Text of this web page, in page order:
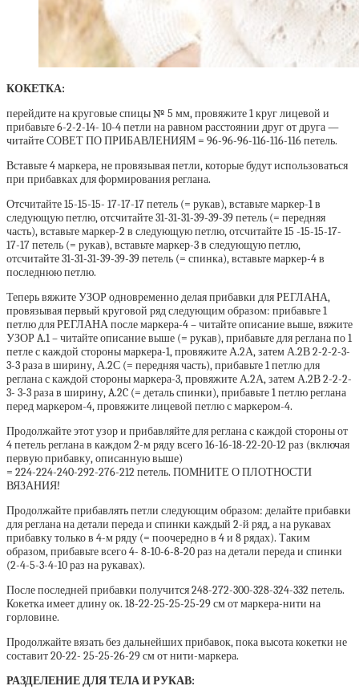
КОКЕТКА:
перейдите на круговые спицы № 5 мм, провяжите 1 круг лицевой и
прибавьте 6-2-2-14- 10-4 петли на равном расстоянии друг от друга —
читайте СОВЕТ ПО ПРИБАВЛЕНИЯМ = 96-96-96-116-116-116 петель.
Вставьте 4 маркера, не провязывая петли, которые будут использоваться
при прибавках для формирования реглана.
Отсчитайте 15-15-15- 17-17-17 петель (= рукав), вставьте маркер-1 в
следующую петлю, отсчитайте 31-31-31-39-39-39 петель (= передняя
часть), вставьте маркер-2 в следующую петлю, отсчитайте 15 -15-15-17-
17-17 петель (= рукав), вставьте маркер-3 в следующую петлю,
отсчитайте 31-31-31-39-39-39 петель (= спинка), вставьте маркер-4 в
последнюю петлю.
Теперь вяжите УЗОР одновременно делая прибавки для РЕГЛАНА,
провязывая первый круговой ряд следующим образом: прибавьте 1
петлю для РЕГЛАНА после маркера-4 – читайте описание выше, вяжите
УЗОР A.1 – читайте описание выше (= рукав), прибавьте для реглана по 1
петле с каждой стороны маркера-1, провяжите А.2А, затем А.2В 2-2-2-3-
3-3 раза в ширину, А.2С (= передняя часть), прибавьте 1 петлю для
реглана с каждой стороны маркера-3, провяжите А.2А, затем А.2В 2-2-2-
3- 3-3 раза в ширину, A.2C (= деталь спинки), прибавьте 1 петлю реглана
перед маркером-4, провяжите лицевой петлю с маркером-4.
Продолжайте этот узор и прибавляйте для реглана с каждой стороны от
4 петель реглана в каждом 2-м ряду всего 16-16-18-22-20-12 раз (включая
первую прибавку, описанную выше)
= 224-224-240-292-276-212 петель. ПОМНИТЕ О ПЛОТНОСТИ
ВЯЗАНИЯ!
Продолжайте прибавлять петли следующим образом: делайте прибавки
для реглана на детали переда и спинки каждый 2-й ряд, а на рукавах
прибавку только в 4-м ряду (= поочередно в 4 и 8 рядах). Таким
образом, прибавьте всего 4- 8-10-6-8-20 раз на детали переда и спинки
(2-4-5-3-4-10 раз на рукавах).
После последней прибавки получится 248-272-300-328-324-332 петель.
Кокетка имеет длину ок. 18-22-25-25-25-29 см от маркера-нити на
горловине.
Продолжайте вязать без дальнейших прибавок, пока высота кокетки не
составит 20-22- 25-25-26-29 см от нити-маркера.
РАЗДЕЛЕНИЕ ДЛЯ ТЕЛА И РУКАВ: